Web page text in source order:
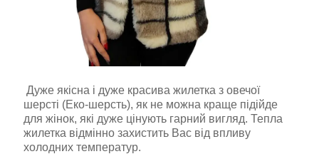
Дуже якісна і дуже красива жилетка з овечої
шерсті (Еко-шерсть), як не можна краще підійде
для жінок, які дуже цінують гарний вигляд. Тепла
жилетка відмінно захистить Вас від впливу
холодних температур.